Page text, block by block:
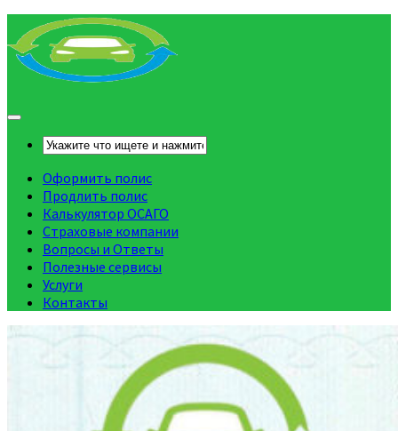
Оформить полис
Продлить полис
Калькулятор ОСАГО
Страховые компании
Вопросы и Ответы
Полезные сервисы
Услуги
Контакты